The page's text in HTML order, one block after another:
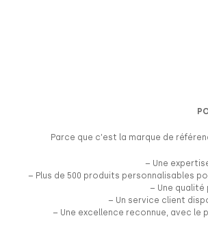
Parce que c’est la marque de
– Une
– Plus de 500 produits personnalisables
– Une
– Un service client
– Une excellence reconnue, avec le